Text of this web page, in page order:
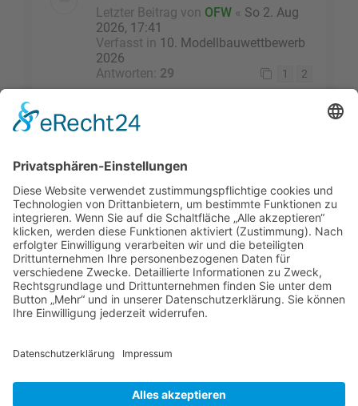
Letzter Beitrag von OFW « So 2. Aug
2026, 17:41
Verfasst in 10. Modellbauwettbewerb
2026
Antworten: 29 1 2
Die Suche ergab 13 Treffer • Seite
Gehe zu